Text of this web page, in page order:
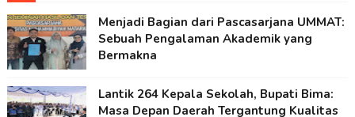
Menjadi Bagian dari Pascasarjana UMMAT:
Sebuah Pengalaman Akademik yang
Bermakna
Lantik 264 Kepala Sekolah, Bupati Bima:
Masa Depan Daerah Tergantung Kualitas